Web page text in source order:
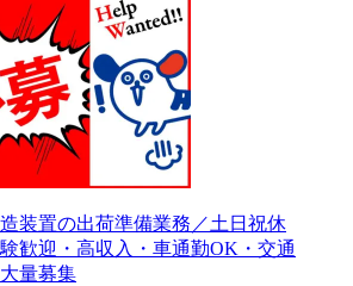
装置の出荷準備業務／土日祝休
歓迎・高収入・車通勤OK・交通
量募集